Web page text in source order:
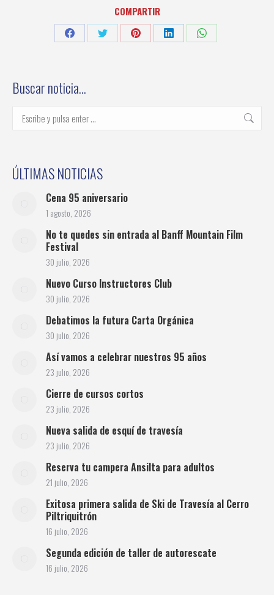
COMPARTIR
Share
Share
Share
Share
Share
Buscar noticia…
Buscar:
ÚLTIMAS NOTICIAS
Cena 95 aniversario
1 agosto, 2026
No te quedes sin entrada al Banff Mountain Film
Festival
30 julio, 2026
Nuevo Curso Instructores Club
30 julio, 2026
Debatimos la futura Carta Orgánica
30 julio, 2026
Así vamos a celebrar nuestros 95 años
23 julio, 2026
Cierre de cursos cortos
23 julio, 2026
Nueva salida de esquí de travesía
23 julio, 2026
Reserva tu campera Ansilta para adultos
21 julio, 2026
Exitosa primera salida de Ski de Travesía al Cerro
Piltriquitrón
16 julio, 2026
Segunda edición de taller de autorescate
16 julio, 2026